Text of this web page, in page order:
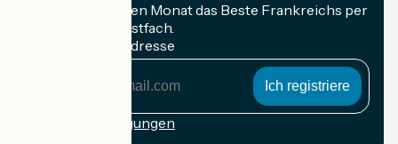
Erhalten Sie jeden Monat das Beste Frankreichs per
Rad in Ihrem Postfach.
Meine E-Mail-Adresse
Anmeldebedingungen